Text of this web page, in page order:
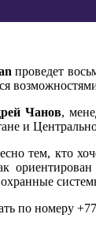
проведет
Чанов,
и
тем, кто
по номеру